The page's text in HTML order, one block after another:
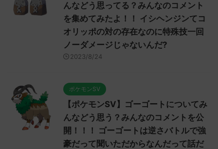
んなどう思ってる？みんなのコメント
を集めてみたよ！！ イシヘンジンてコ
オリッポの対の存在なのに特殊技一回
ノーダメージじゃないんだ?
2023/8/24
ポケモンSV
【ポケモンSV】ゴーゴートについてみ
んなどう思う？みんなのコメントを公
開！！！ ゴーゴートは逆さバトルで強
豪だって聞いただからなんだって話だ